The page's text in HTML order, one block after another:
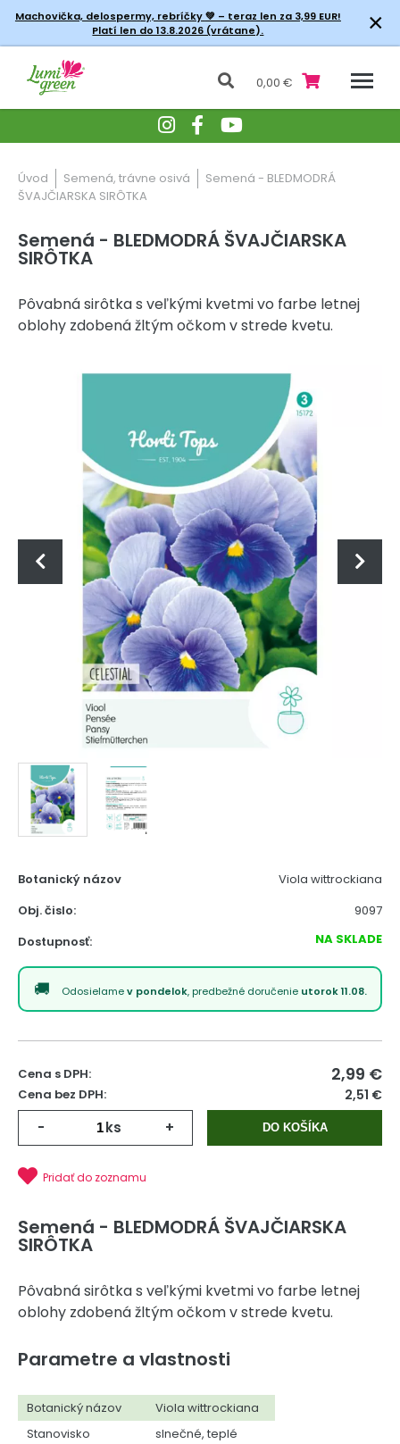
Machovička, delospermy, rebríčky💚 – teraz len za 3,99 EUR!
Platí len do 13.8.2026 (vrátane).
×
0,00 €
Úvod Semená, trávne osivá
Semená - BLEDMODRÁ
ŠVAJČIARSKA SIRÔTKA
Semená - BLEDMODRÁ ŠVAJČIARSKA
SIRÔTKA
Pôvabná sirôtka s veľkými kvetmi vo farbe letnej
oblohy zdobená žltým očkom v strede kvetu.
Botanický názov
Viola wittrockiana
Obj. čislo:
9097
Dostupnosť:
NA SKLADE
Odosielamev pondelok, predbežné doručenie utorok 11.08.
Cena s DPH: 2,99 €
Cena bez DPH: 2,51 €
- ks + DO KOŠÍKA
Pridať do zoznamu
Semená - BLEDMODRÁ ŠVAJČIARSKA
SIRÔTKA
Pôvabná sirôtka s veľkými kvetmi vo farbe letnej
oblohy zdobená žltým očkom v strede kvetu.
Parametre a vlastnosti
Botanický názov
Viola wittrockiana
Stanovisko
slnečné, teplé